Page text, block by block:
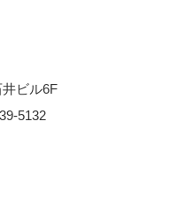
ビル6F
5132